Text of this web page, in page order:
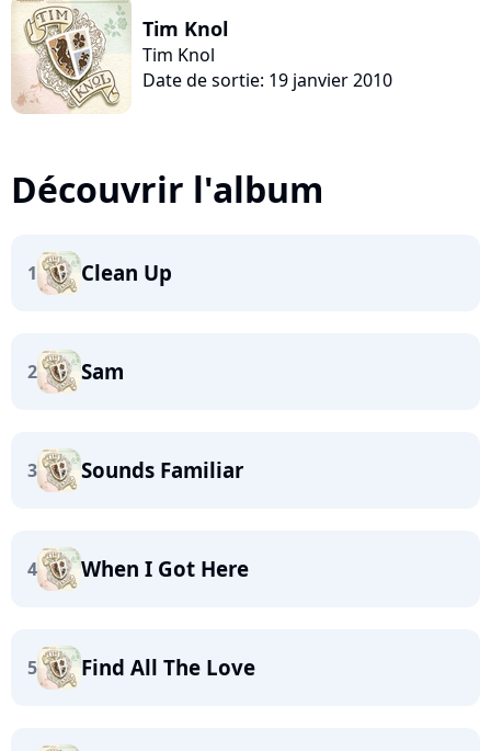
Tim Knol
Tim Knol
Date de sortie: 19 janvier 2010
Découvrir l'album
1 Clean Up
2 Sam
3 Sounds Familiar
4 When I Got Here
5 Find All The Love